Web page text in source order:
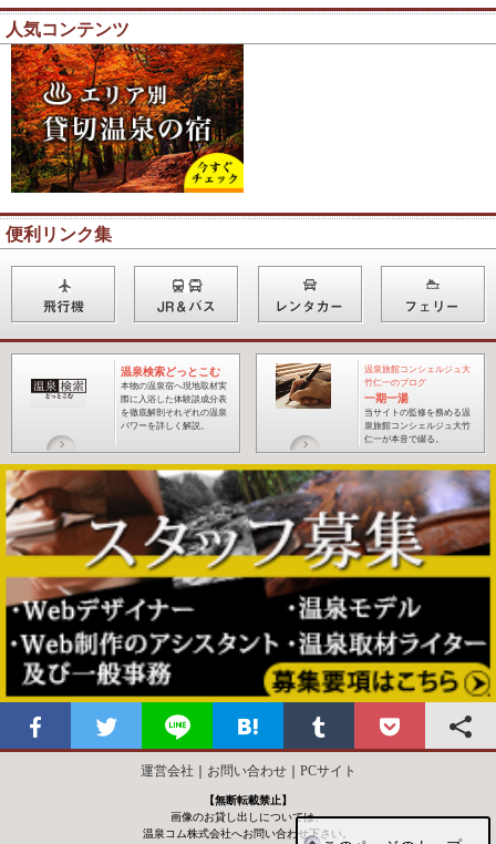
人気コンテンツ
便利リンク集
温泉検索どっとこむ
本物の温泉宿へ現地取材実
際に入浴した体験談成分表
を徹底解剖それぞれの温泉
パワーを詳しく解説。
温泉旅館コンシェルジュ大
竹仁一のブログ
一期一湯
当サイトの監修を務める温
泉旅館コンシェルジュ大竹
仁一が本音で綴る 。
運営会社 お問い合わせ｜ PCサイト
【無断転載禁止】
画像のお貸し出しについては、
温泉コム株式会社へお問い合わせ下さい。